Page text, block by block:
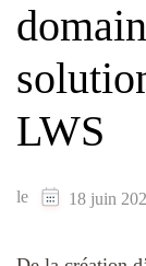
LWS
le 18 juin